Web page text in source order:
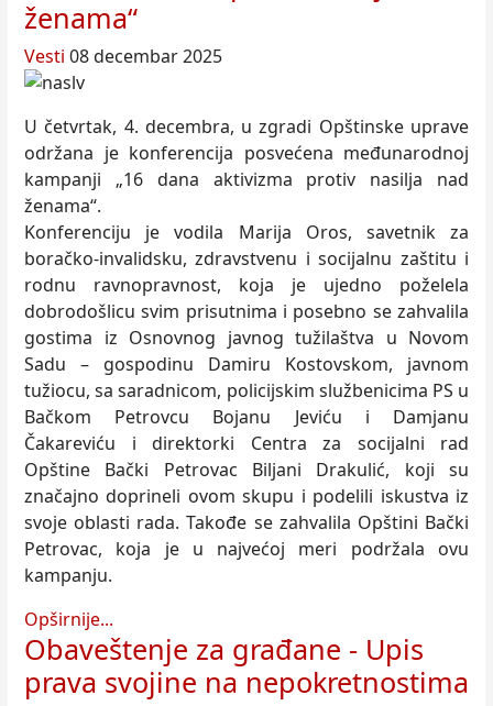
ženama“
Vesti 08 decembar 2025
U četvrtak, 4. decembra, u zgradi Opštinske uprave
održana je konferencija posvećena međunarodnoj
kampanji „16 dana aktivizma protiv nasilja nad
ženama“.
Konferenciju je vodila Marija Oros, savetnik za
boračko-invalidsku, zdravstvenu i socijalnu zaštitu i
rodnu ravnopravnost, koja je ujedno poželela
dobrodošlicu svim prisutnima i posebno se zahvalila
gostima iz Osnovnog javnog tužilaštva u Novom
Sadu – gospodinu Damiru Kostovskom, javnom
tužiocu, sa saradnicom, policijskim službenicima PS u
Bačkom Petrovcu Bojanu Jeviću i Damjanu
Čakareviću i direktorki Centra za socijalni rad
Opštine Bački Petrovac Biljani Drakulić, koji su
značajno doprineli ovom skupu i podelili iskustva iz
svoje oblasti rada. Takođe se zahvalila Opštini Bački
Petrovac, koja je u najvećoj meri podržala ovu
kampanju.
Opširnije...
Obaveštenje za građane - Upis
prava svojine na nepokretnostima